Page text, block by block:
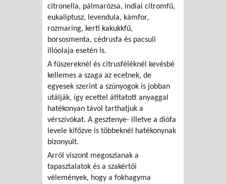
citronella, pálmarózsa, indiai citromfű,
eukaliptusz, levendula, kámfor,
rozmaring, kerti kakukkfű,
borsosmenta, cédrusfa és pacsuli
illóolaja esetén is.
A fűszereknél és citrusféléknél kevésbé
kellemes a szaga az ecetnek, de
egyesek szerint a szúnyogok is jobban
utálják, így ecettel átitatott anyaggal
hatékonyan távol tarthatjuk a
vérszívókat. A gesztenye- illetve a diófa
levele kifőzve is többeknél hatékonynak
bizonyult.
Arról viszont megoszlanak a
tapasztalatok és a szakértői
vélemények, hogy a fokhagyma